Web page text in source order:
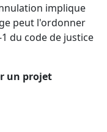
implique
peut l'ordonner
du code de justice
un projet